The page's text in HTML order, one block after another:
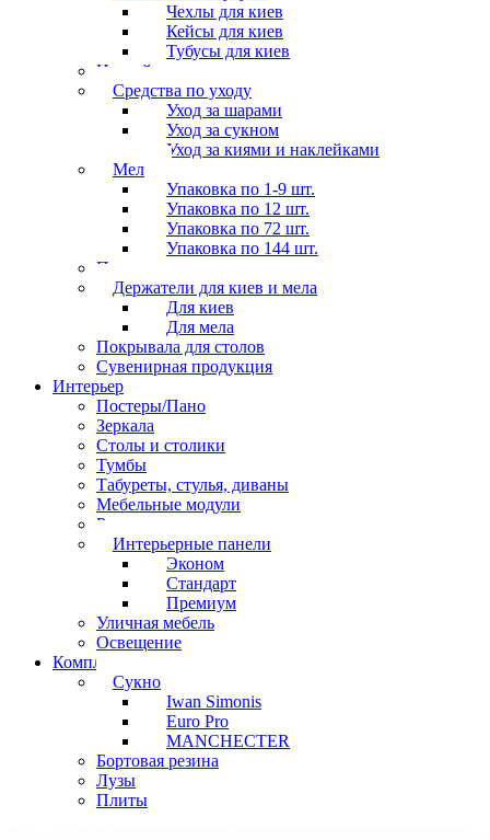
Чехлы для киев
Кейсы для киев
Тубусы для киев
Наклейки
Средства по уходу
Уход за шарами
Уход за сукном
Уход за киями и наклейками
Мел
Упаковка по 1-9 шт.
Упаковка по 12 шт.
Упаковка по 72 шт.
Упаковка по 144 шт.
Перчатки
Держатели для киев и мела
Для киев
Для мела
Покрывала для столов
Сувенирная продукция
Интерьер
Постеры/Пано
Зеркала
Столы и столики
Тумбы
Табуреты, стулья, диваны
Мебельные модули
Рамы под картины
Интерьерные панели
Эконом
Стандарт
Премиум
Уличная мебель
Освещение
Комплектующие
Сукно
Iwan Simonis
Euro Pro
MANCHECTER
Бортовая резина
Лузы
Плиты